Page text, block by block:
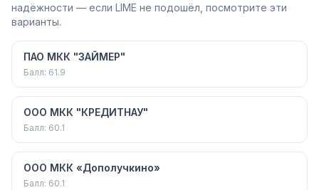
надёжности — если LIME не подошёл, посмотрите эти
варианты.
ПАО МКК "ЗАЙМЕР"
Балл: 61.9
ООО МКК "КРЕДИТНАУ"
Балл: 60.1
ООО МКК «Дополучкино»
Балл: 60.1